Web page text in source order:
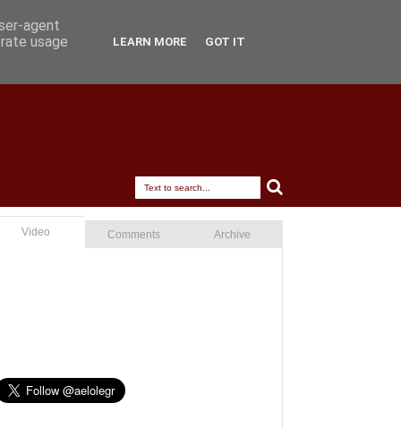
Video Comments Archive
agent
usage
LEARN MORE GOT IT